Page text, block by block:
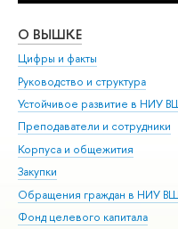
О ВЫШКЕ
Цифры и факты
Руководство и структура
Устойчивое развитие в НИУ
Преподаватели и сотрудники
Корпуса и общежития
Закупки
Обращения граждан в НИУ
Фонд целевого капитала